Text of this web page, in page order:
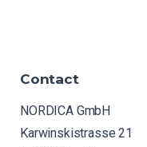
Contact
NORDICA GmbH
Karwinskistrasse 21